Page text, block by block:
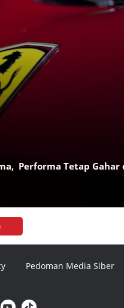
Performa Tetap Gahar
Pedoman Media Siber